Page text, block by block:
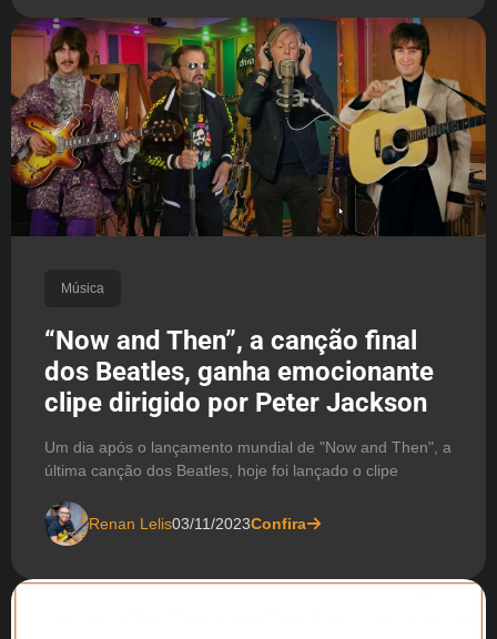
Música
“Now and Then”, a canção final
dos Beatles, ganha emocionante
clipe dirigido por Peter Jackson
Um dia após o lançamento mundial de "Now and Then", a
última canção dos Beatles, hoje foi lançado o clipe
Renan Lelis03/11/2023Confira